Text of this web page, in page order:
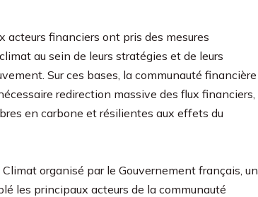
acteurs financiers ont pris des mesures
au sein de leurs stratégies et de leurs
Sur ces bases, la communauté financière
redirection massive des flux financiers,
en carbone et résilientes aux effets du
organisé par le Gouvernement français,
les principaux acteurs de la communauté